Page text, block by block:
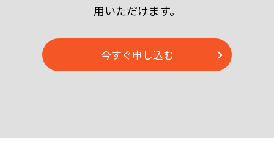
用いただけます。
今すぐ申し込む